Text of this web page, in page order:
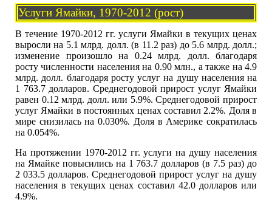
Услуги Ямайки, 1970-2012 (рост)
В течение 1970-2012 гг. услуги Ямайки в текущих ценах
выросли на 5.1 млрд. долл. (в 11.2 раз) до 5.6 млрд. долл.;
изменение произошло на 0.24 млрд. долл. благодаря
росту численности населения на 0.90 млн., а также на 4.9
млрд. долл. благодаря росту услуг на душу населения на
1 763.7 долларов. Среднегодовой прирост услуг Ямайки
равен 0.12 млрд. долл. или 5.9%. Среднегодовой прирост
услуг Ямайки в постоянных ценах составил 2.2%. Доля в
мире снизилась на 0.030%. Доля в Америке сократилась
на 0.054%.
На протяжении 1970-2012 гг. услуги на душу населения
на Ямайке повысились на 1 763.7 долларов (в 7.5 раз) до
2 033.5 долларов. Среднегодовой прирост услуг на душу
населения в текущих ценах составил 42.0 долларов или
4.9%.